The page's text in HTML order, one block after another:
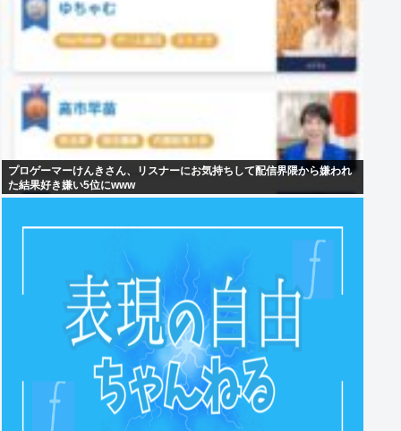
プロゲーマーけんきさん、リスナーにお気持ちして配信界隈から嫌われ
た結果好き嫌い5位にwww